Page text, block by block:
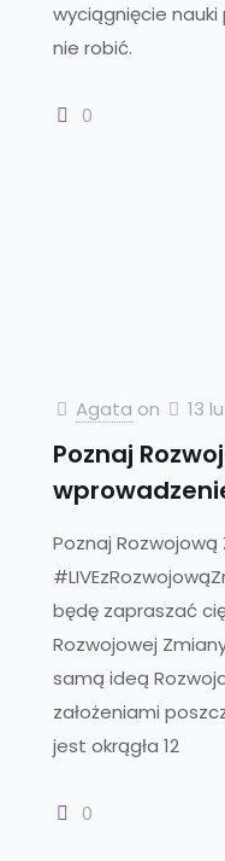
wyciągnięcie nauki
nie robić.
0
Agata on 13
Poznaj
Poznaj
będę zapraszać
Rozwojowej
samą ideą
założeniami
jest okrągła 12
0